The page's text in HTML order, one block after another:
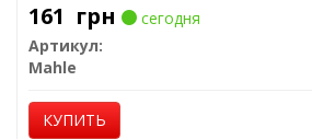
161 грн
сегодня
Артикул:
Mahle
КУПИТЬ